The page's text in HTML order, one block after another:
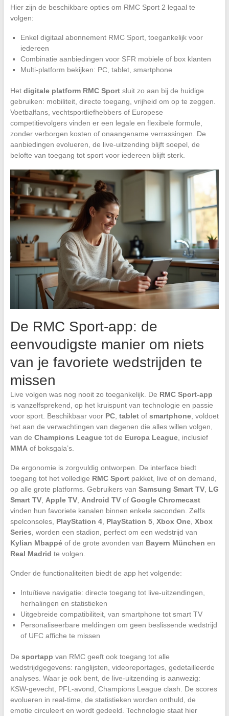
Hier zijn de beschikbare opties om RMC Sport 2 legaal te
volgen:
Enkel digitaal abonnement RMC Sport, toegankelijk voor
iedereen
Combinatie aanbiedingen voor SFR mobiele of box klanten
Multi-platform bekijken: PC, tablet, smartphone
Het digitale platform RMC Sportsluit zo aan bij de huidige
gebruiken: mobiliteit, directe toegang, vrijheid om op te zeggen.
Voetbalfans, vechtsportliefhebbers of Europese
competitievolgers vinden er een legale en flexibele formule,
zonder verborgen kosten of onaangename verrassingen. De
aanbiedingen evolueren, de live-uitzending blijft soepel, de
belofte van toegang tot sport voor iedereen blijft sterk.
De RMC Sport-app: de
eenvoudigste manier om niets
van je favoriete wedstrijden te
missen
Live volgen was nog nooit zo toegankelijk. De RMC Sport-app
is vanzelfsprekend, op het kruispunt van technologie en passie
voor sport. Beschikbaar voor PC, tabletof smartphone, voldoet
het aan de verwachtingen van degenen die alles willen volgen,
van de Champions Leaguetot de Europa League, inclusief
MMAof boksgala’s.
De ergonomie is zorgvuldig ontworpen. De interface biedt
toegang tot het volledige RMC Sportpakket, live of on demand,
op alle grote platforms. Gebruikers van Samsung Smart TV, LG
Smart TV, Apple TV, Android TVof Google Chromecast
vinden hun favoriete kanalen binnen enkele seconden. Zelfs
spelconsoles, PlayStation 4, PlayStation 5, Xbox One, Xbox
Series , worden een stadion, perfect om een wedstrijd van
Kylian Mbappéof de grote avonden van Bayern München en
Real Madrid te volgen.
Onder de functionaliteiten biedt de app het volgende:
Intuïtieve navigatie: directe toegang tot live-uitzendingen,
herhalingen en statistieken
Uitgebreide compatibiliteit, van smartphone tot smart TV
Personaliseerbare meldingen om geen beslissende wedstrijd
of UFC affiche te missen
De sportapp van RMC geeft ook toegang tot alle
wedstrijdgegevens: ranglijsten, videoreportages, gedetailleerde
analyses. Waar je ook bent, de live-uitzending is aanwezig:
KSW-gevecht, PFL-avond, Champions League clash. De scores
evolueren in real-time, de statistieken worden onthuld, de
emotie circuleert en wordt gedeeld. Technologie staat hier